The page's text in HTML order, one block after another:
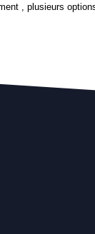
, plusieurs